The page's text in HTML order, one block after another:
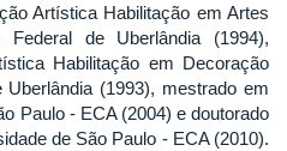
Artística Habilitação em Artes
Federal de Uberlândia (1994),
Habilitação em Decoração
(1993), mestrado em
Paulo - ECA (2004) e doutorado
de São Paulo - ECA (2010).